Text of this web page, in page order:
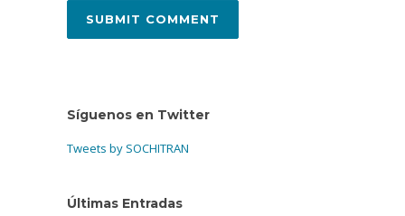
Síguenos en Twitter
Tweets by SOCHITRAN
Últimas Entradas